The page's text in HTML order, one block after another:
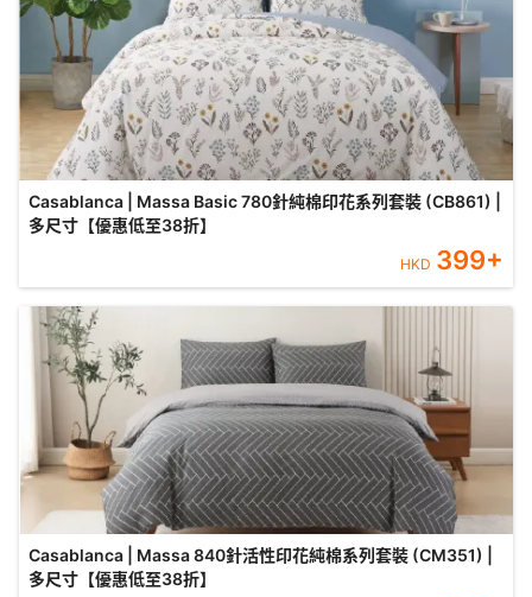
Casablanca | Massa Basic 780針純棉印花系列套裝 (CB861) |
多尺寸【優惠低至38折】
HKD 399+
Casablanca | Massa 840針活性印花純棉系列套裝 (CM351) |
多尺寸【優惠低至38折】